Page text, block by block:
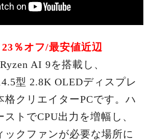
％オフ/最安値近辺
AI 9を搭載し、
型 2.8K OLEDディスプレ
格クリエイターPCです。ハ
トでCPU出力を増幅し、
ックファンが必要な場所に